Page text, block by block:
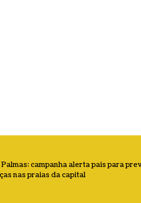
Palmas: campanha alerta pais para
nas praias da capital